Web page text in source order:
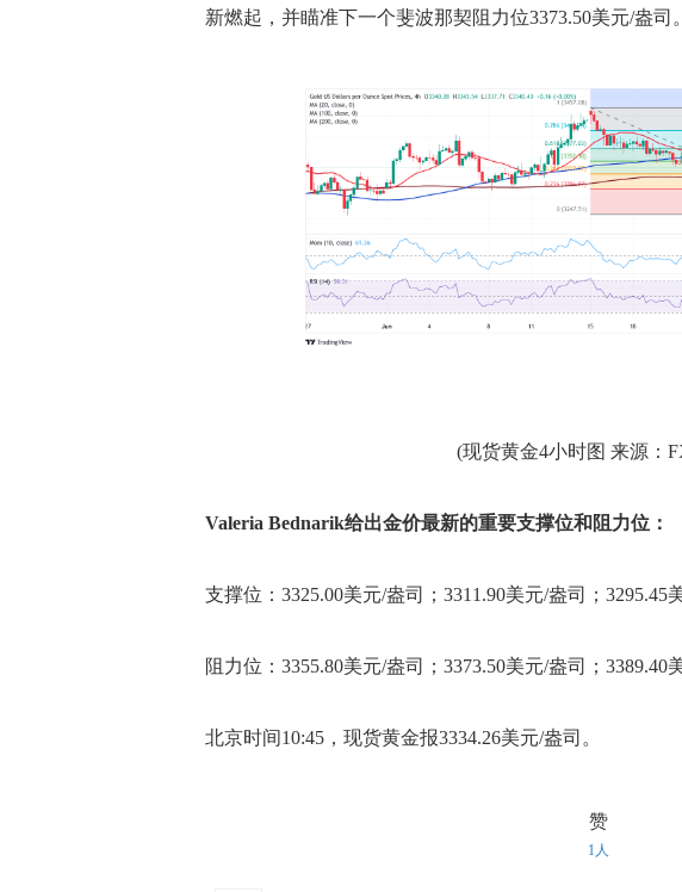
新燃起，并瞄准下一个斐波那契阻力位3373.50美元/盎司。
(现货黄金4小时图 来源：
Valeria Bednarik给出金价最新的重要支撑位和阻力位：
支撑位：3325.00美元/盎司；3311.90美元/盎司；3295.45
阻力位：3355.80美元/盎司；3373.50美元/盎司；3389.40
北京时间10:45，现货黄金报3334.26美元/盎司。
赞
1人